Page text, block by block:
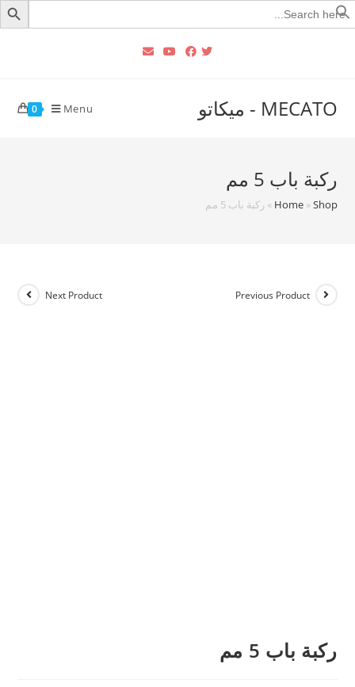
Search
for:
MECATO - ميكاتو 0 Menu
ركبة باب 5 مم
Home»Shop
» ركبة باب 5 مم
Previous Product
Next Product
ركبة باب 5 مم